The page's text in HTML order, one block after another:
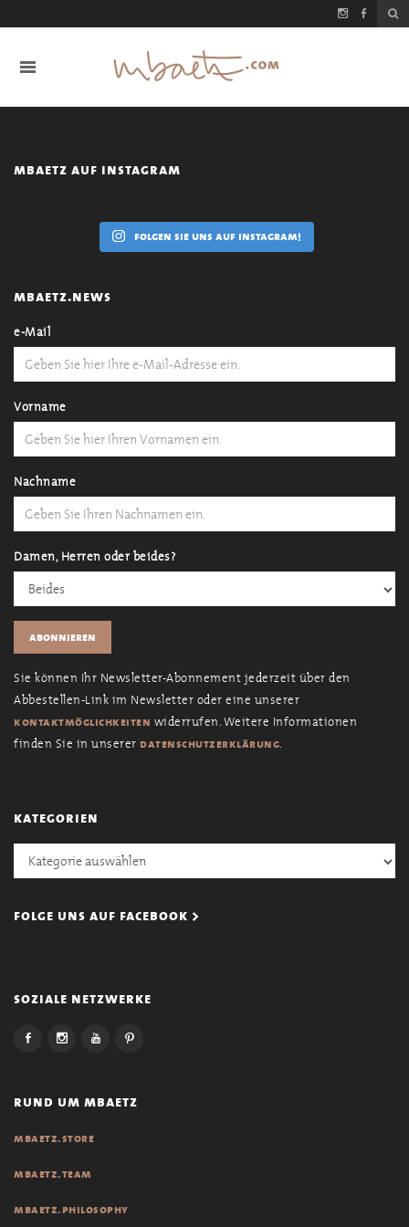
mbaetz auf instagram
folgen sie uns auf instagram!
mbaetz.news
e-Mail
Vorname
Nachname
Damen, Herren oder beides?
Sie können Ihr Newsletter-Abonnement jederzeit über den
Abbestellen-Link im Newsletter oder eine unserer
kontaktmöglichkeiten widerrufen. Weitere Informationen
finden Sie in unserer datenschutzerklärung.
kategorien
Kategorien
folge uns auf facebook >
soziale netzwerke
rund um mbaetz
mbaetz.store
mbaetz.team
mbaetz.philosophy